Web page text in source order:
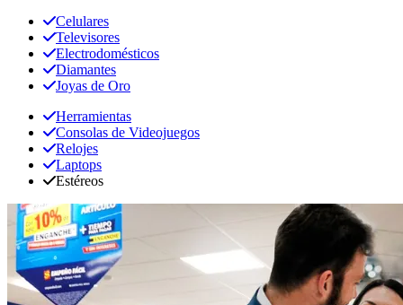
Celulares
Televisores
Electrodomésticos
Diamantes
Joyas de Oro
Herramientas
Consolas de Videojuegos
Relojes
Laptops
Estéreos